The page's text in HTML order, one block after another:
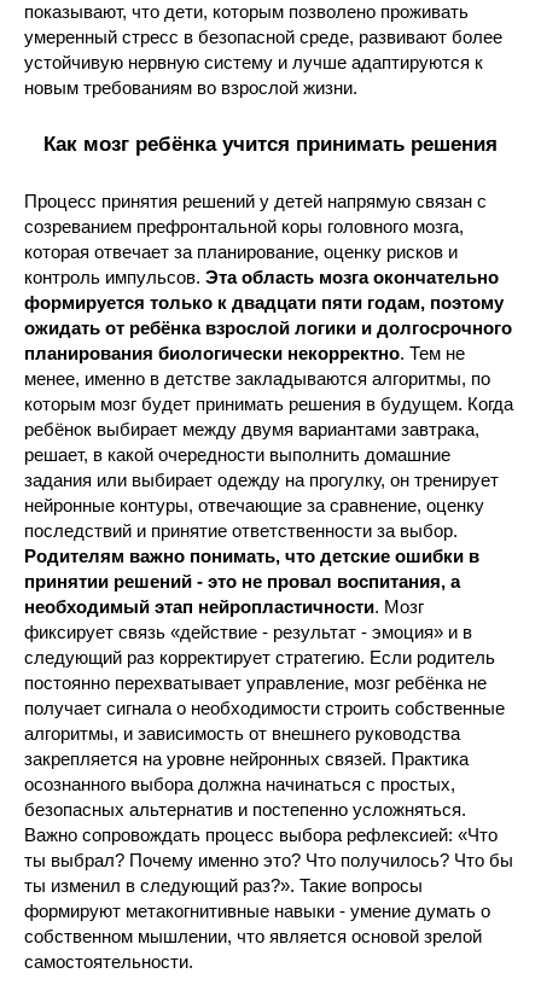
показывают, что дети, которым позволено проживать
умеренный стресс в безопасной среде, развивают более
устойчивую нервную систему и лучше адаптируются к
новым требованиям во взрослой жизни.
Как мозг ребёнка учится принимать решения
Процесс принятия решений у детей напрямую связан с
созреванием префронтальной коры головного мозга,
которая отвечает за планирование, оценку рисков и
контроль импульсов. Эта область мозга окончательно
формируется только к двадцати пяти годам, поэтому
ожидать от ребёнка взрослой логики и долгосрочного
планирования биологически некорректно. Тем не
менее, именно в детстве закладываются алгоритмы, по
которым мозг будет принимать решения в будущем. Когда
ребёнок выбирает между двумя вариантами завтрака,
решает, в какой очередности выполнить домашние
задания или выбирает одежду на прогулку, он тренирует
нейронные контуры, отвечающие за сравнение, оценку
последствий и принятие ответственности за выбор.
Родителям важно понимать, что детские ошибки в
принятии решений - это не провал воспитания, а
необходимый этап нейропластичности. Мозг
фиксирует связь «действие - результат - эмоция» и в
следующий раз корректирует стратегию. Если родитель
постоянно перехватывает управление, мозг ребёнка не
получает сигнала о необходимости строить собственные
алгоритмы, и зависимость от внешнего руководства
закрепляется на уровне нейронных связей. Практика
осознанного выбора должна начинаться с простых,
безопасных альтернатив и постепенно усложняться.
Важно сопровождать процесс выбора рефлексией: «Что
ты выбрал? Почему именно это? Что получилось? Что бы
ты изменил в следующий раз?». Такие вопросы
формируют метакогнитивные навыки - умение думать о
собственном мышлении, что является основой зрелой
самостоятельности.